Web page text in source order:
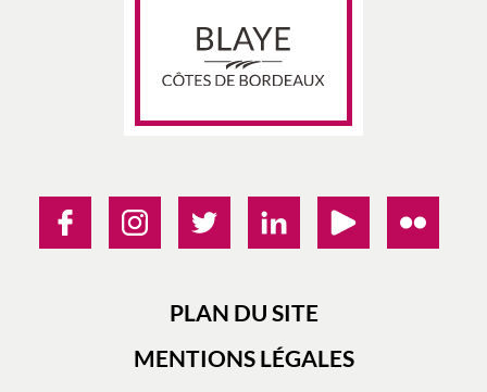
PLAN DU SITE
MENTIONS LÉGALES